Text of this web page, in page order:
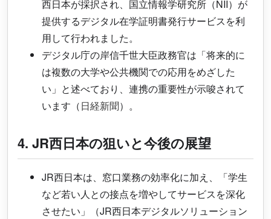
西日本が採択され、国立情報学研究所（NII）が
提供するデジタル在学証明書発行サービスを利
用して行われました。
デジタル庁の岸信千世大臣政務官は「将来的に
は複数の大学や公共機関での応用をめざした
い」と述べており、連携の重要性が示唆されて
います（日経新聞）。
4. JR西日本の狙いと今後の展望
JR西日本は、窓口業務の効率化に加え、「学生
など若い人との接点を増やしてサービスを深化
させたい」（JR西日本デジタルソリューション